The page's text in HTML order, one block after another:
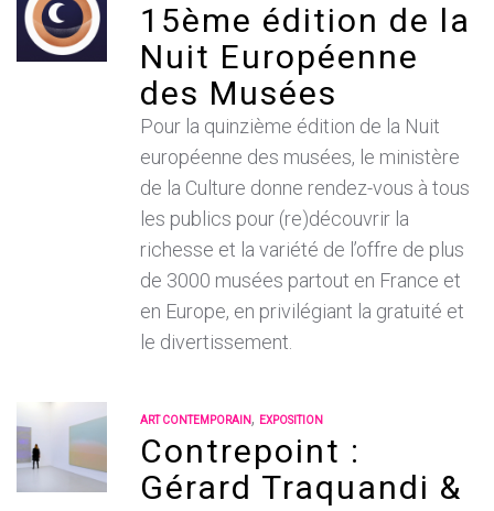
15ème édition de la
Nuit Européenne
des Musées
Pour la quinzième édition de la Nuit
européenne des musées, le ministère
de la Culture donne rendez-vous à tous
les publics pour (re)découvrir la
richesse et la variété de l’offre de plus
de 3000 musées partout en France et
en Europe, en privilégiant la gratuité et
le divertissement.
ART CONTEMPORAIN , EXPOSITION
Contrepoint :
Gérard Traquandi &